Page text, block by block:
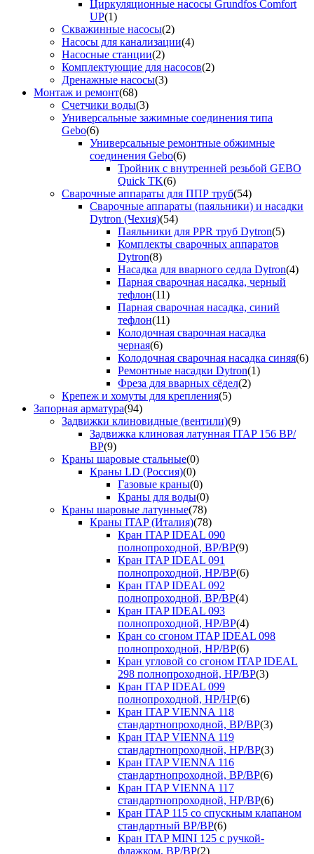
Циркуляционные насосы Grundfos Comfort
UP(1)
Скважинные насосы(2)
Насосы для канализации(4)
Насосные станции(2)
Комплектующие для насосов(2)
Дренажные насосы(3)
Монтаж и ремонт(68)
Счетчики воды(3)
Универсальные зажимные соединения типа
Gebo(6)
Универсальные ремонтные обжимные
соединения Gebo(6)
Тройник с внутренней резьбой GEBO
Quick TK(6)
Сварочные аппараты для ППР труб(54)
Сварочные аппараты (паяльники) и насадки
Dytron (Чехия)(54)
Паяльники для PPR труб Dytron(5)
Комплекты сварочных аппаратов
Dytron(8)
Насадка для вварного седла Dytron(4)
Парная сварочная насадка, черный
тефлон(11)
Парная сварочная насадка, синий
тефлон(11)
Колодочная сварочная насадка
черная(6)
Колодочная сварочная насадка синяя(6)
Ремонтные насадки Dytron(1)
Фреза для вварных сёдел(2)
Крепеж и хомуты для крепления(5)
Запорная арматура(94)
Задвижки клиновидные (вентили)(9)
Задвижка клиновая латунная ITAP 156 ВР/
ВР(9)
Краны шаровые стальные(0)
Краны LD (Россия)(0)
Газовые краны(0)
Краны для воды(0)
Краны шаровые латунные(78)
Краны ITAP (Италия)(78)
Кран ITAP IDEAL 090
полнопроходной, ВР/ВР(9)
Кран ITAP IDEAL 091
полнопроходной, НР/ВР(6)
Кран ITAP IDEAL 092
полнопроходной, ВР/ВР(4)
Кран ITAP IDEAL 093
полнопроходной, НР/ВР(4)
Кран со сгоном ITAP IDEAL 098
полнопроходной, НР/ВР(6)
Кран угловой со сгоном ITAP IDEAL
298 полнопроходной, НР/ВР(3)
Кран ITAP IDEAL 099
полнопроходной, НР/НР(6)
Кран ITAP VIENNA 118
стандартнопроходной, ВР/ВР(3)
Кран ITAP VIENNA 119
стандартнопроходной, НР/ВР(3)
Кран ITAP VIENNA 116
стандартнопроходной, ВР/ВР(6)
Кран ITAP VIENNA 117
стандартнопроходной, НР/ВР(6)
Кран ITAP 115 со спускным клапаном
стандартный ВР/ВР(6)
Кран ITAP MINI 125 с ручкой-
флажком, ВР/ВР(2)